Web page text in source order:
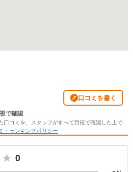
口コミを書く
で確認
口コミを、スタッフがすべて目視で確認した上で
・ランキングポリシー
0